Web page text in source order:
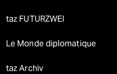
taz FUTURZWEI
Le Monde diplomatique
taz Archiv